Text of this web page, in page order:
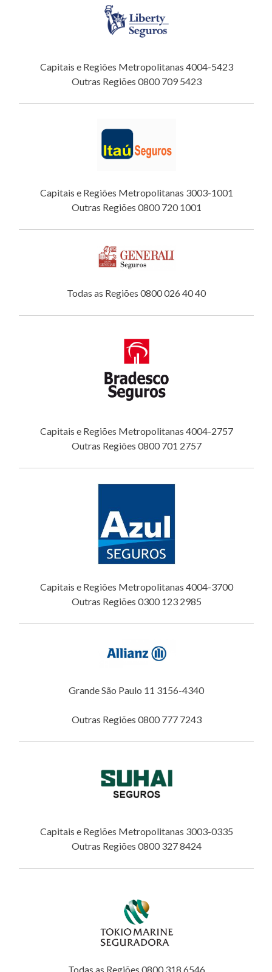
Capitais e Regiões Metropolitanas 4004-5423
Outras Regiões 0800 709 5423
Capitais e Regiões Metropolitanas 3003-1001
Outras Regiões 0800 720 1001
Todas as Regiões 0800 026 40 40
Capitais e Regiões Metropolitanas 4004-2757
Outras Regiões 0800 701 2757
Capitais e Regiões Metropolitanas 4004-3700
Outras Regiões 0300 123 2985
Grande São Paulo 11 3156-4340
Outras Regiões 0800 777 7243
Capitais e Regiões Metropolitanas 3003-0335
Outras Regiões 0800 327 8424
Todas as Regiões 0800 318 6546